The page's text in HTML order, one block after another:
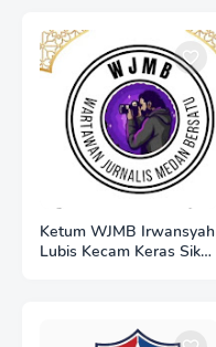
Ketum WJMB Irwansyah
Lubis Kecam Keras Sikap